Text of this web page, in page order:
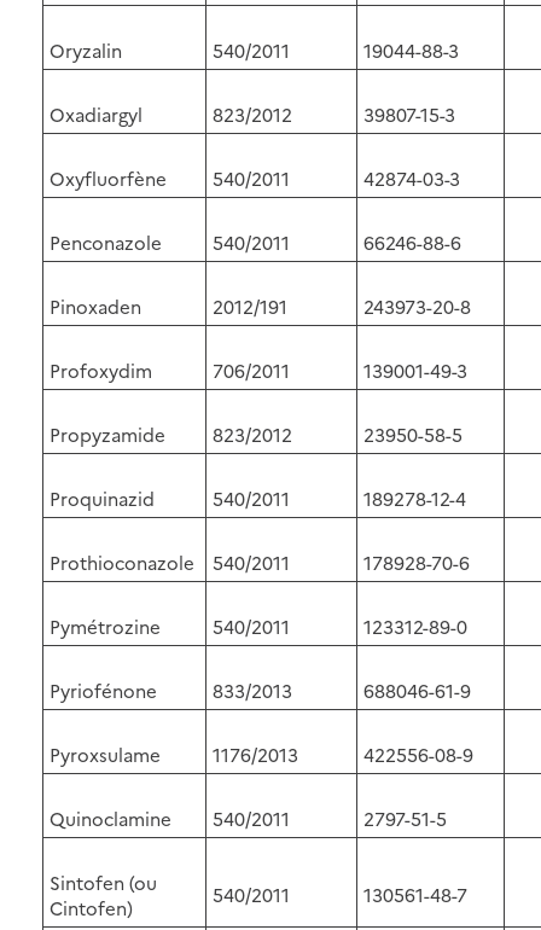
Oryzalin 540/2011 19044-88-3
Oxadiargyl 823/2012 39807-15-3
Oxyfluorfène 540/2011 42874-03-3
Penconazole 540/2011 66246-88-6
Pinoxaden 2012/191 243973-20-8
Profoxydim 706/2011 139001-49-3
Propyzamide 823/2012 23950-58-5
Proquinazid 540/2011 189278-12-4
Prothioconazole 540/2011 178928-70-6
Pymétrozine 540/2011 123312-89-0
Pyriofénone 833/2013 688046-61-9
Pyroxsulame 1176/2013 422556-08-9
Quinoclamine 540/2011 2797-51-5
Sintofen (ou
Cintofen)
540/2011 130561-48-7